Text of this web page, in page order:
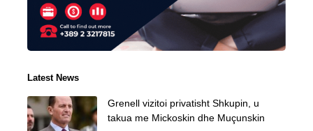
Latest News
Grenell vizitoi privatisht Shkupin, u
takua me Mickoskin dhe Muçunskin